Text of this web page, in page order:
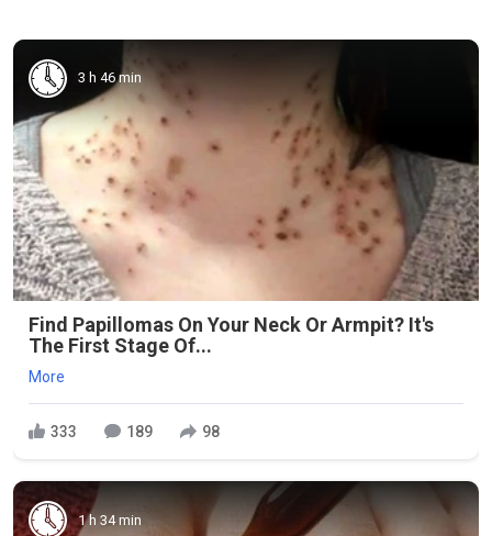
3 h 46 min
Find Papillomas On Your Neck Or Armpit? It's
The First Stage Of...
More
333 189 98
1 h 34 min